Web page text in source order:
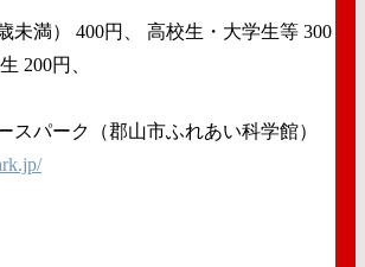
未満） 400円、 高校生・大学生等 300
200円、
スパーク（郡山市ふれあい科学館）